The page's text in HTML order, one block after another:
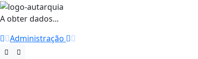
A obter dados...
Administração